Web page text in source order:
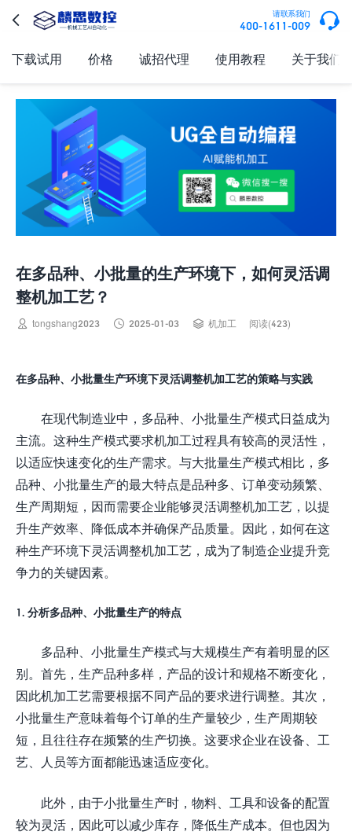
 请联系我们
400-1611-009 
下载试用 价格 诚招代理 使用教程 关于我们
在多品种、小批量的生产环境下，如何灵活调
整机加工艺？
 tongshang2023  2025-01-03  机加工 阅读(423)
在多品种、小批量生产环境下灵活调整机加工艺的策略与实践
在现代制造业中，多品种、小批量生产模式日益成为
主流。这种生产模式要求机加工过程具有较高的灵活性，
以适应快速变化的生产需求。与大批量生产模式相比，多
品种、小批量生产的最大特点是品种多、订单变动频繁、
生产周期短，因而需要企业能够灵活调整机加工艺，以提
升生产效率、降低成本并确保产品质量。因此，如何在这
种生产环境下灵活调整机加工艺，成为了制造企业提升竞
争力的关键因素。
1. 分析多品种、小批量生产的特点
多品种、小批量生产模式与大规模生产有着明显的区
别。首先，生产品种多样，产品的设计和规格不断变化，
因此机加工艺需要根据不同产品的要求进行调整。其次，
小批量生产意味着每个订单的生产量较少，生产周期较
短，且往往存在频繁的生产切换。这要求企业在设备、工
艺、人员等方面都能迅速适应变化。
此外，由于小批量生产时，物料、工具和设备的配置
较为灵活，因此可以减少库存，降低生产成本。但也因为